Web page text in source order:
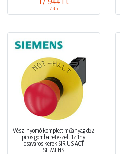
/ db
Vész-nyomó komplett műanyag d22
piros gomba reteszelt 1z 1ny
csavaros kerek SIRIUS ACT
SIEMENS